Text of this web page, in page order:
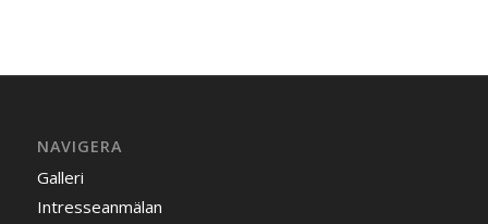
NAVIGERA
Galleri
Intresseanmälan